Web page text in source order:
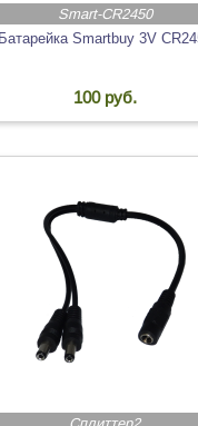
Smart-CR2450
Smartbuy 3V
100 руб.